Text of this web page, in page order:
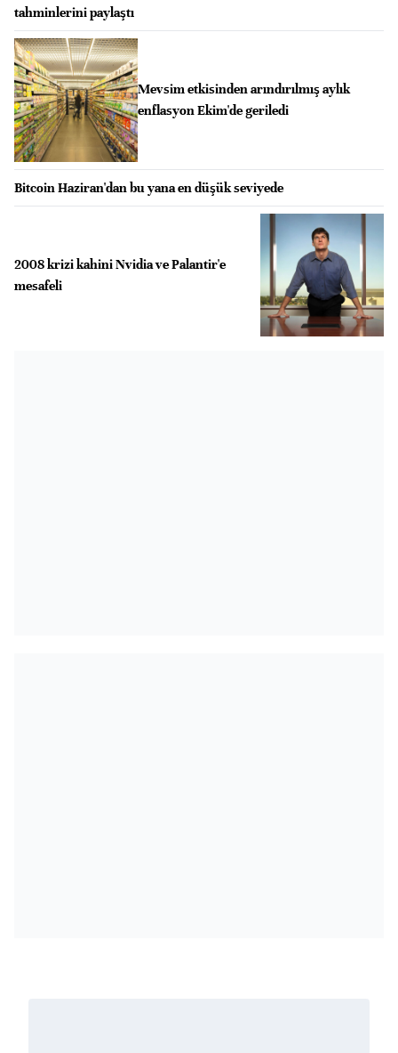
tahminlerini paylaştı
Mevsim etkisinden arındırılmış aylık
enflasyon Ekim'de geriledi
Bitcoin Haziran'dan bu yana en düşük seviyede
2008 krizi kahini Nvidia ve Palantir'e
mesafeli